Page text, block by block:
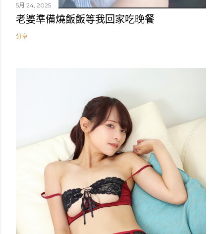
5月 24, 2025
老婆準備燒飯飯等我回家吃晚餐
分享